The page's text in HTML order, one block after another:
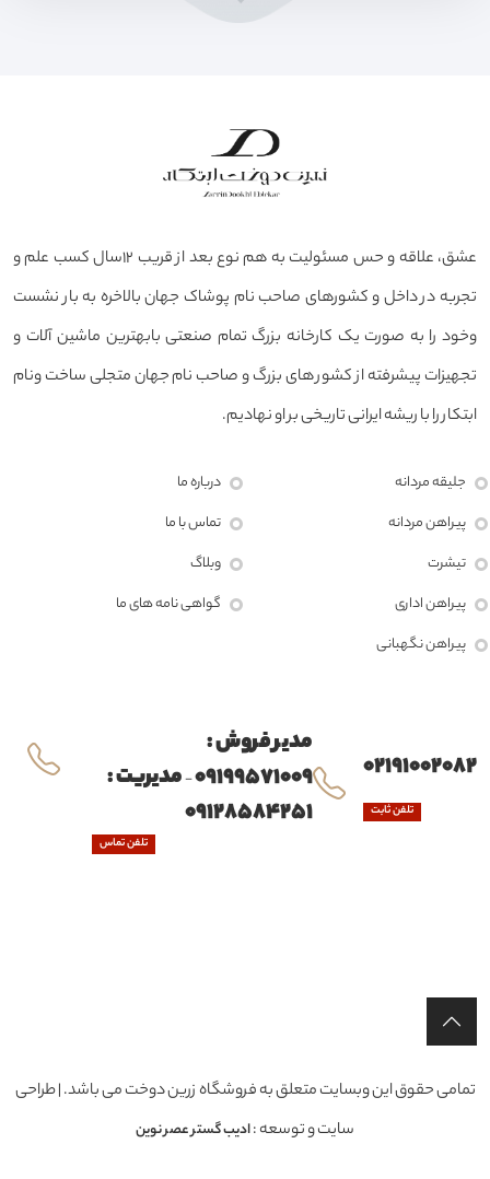
جلیقه مردانه
پیراهن مردانه
تیشرت
پیراهن اداری
پیراهن نگهبانی
درباره ما
تماس با ما
وبلاگ
گواهی نامه های ما
عشق، علاقه و حس مسئولیت به هم نوع بعد از قریب ۱۲سال کسب علم و
تجربه در داخل و کشورهای صاحب نام پوشاک جهان بالاخره به بار نشست
وخود را به صورت یک کارخانه بزرگ تمام صنعتی بابهترین ماشین آلات و
تجهیزات پیشرفته از کشور های بزرگ و صاحب نام جهان متجلی ساخت ونام
ابتکار را با ریشه ایرانی تاریخی بر او نهادیم.
02191002082
تلفن ثابت
مدیر فروش :
09199571009
-مدیریت :
09128584251
تلفن تماس
تمامی حقوق این وبسایت متعلق به فروشگاه زرین دوخت می باشد. | طراحی
سایت و توسعه :ادیب گستر عصر نوین